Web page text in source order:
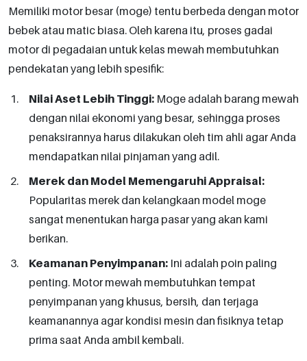
Memiliki motor besar (moge) tentu berbeda dengan motor
bebek atau matic biasa. Oleh karena itu, proses gadai
motor di pegadaian untuk kelas mewah membutuhkan
pendekatan yang lebih spesifik:
Nilai Aset Lebih Tinggi: Moge adalah barang mewah
dengan nilai ekonomi yang besar, sehingga proses
penaksirannya harus dilakukan oleh tim ahli agar Anda
mendapatkan nilai pinjaman yang adil.
Merek dan Model Memengaruhi Appraisal:
Popularitas merek dan kelangkaan model moge
sangat menentukan harga pasar yang akan kami
berikan.
Keamanan Penyimpanan: Ini adalah poin paling
penting. Motor mewah membutuhkan tempat
penyimpanan yang khusus, bersih, dan terjaga
keamanannya agar kondisi mesin dan fisiknya tetap
prima saat Anda ambil kembali.